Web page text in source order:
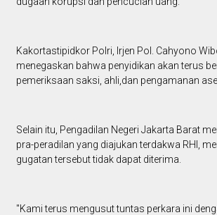
Kakortastipidkor Polri, Irjen Pol. Cahyono
menegaskan bahwa penyidikan akan terus
pemeriksaan saksi, ahli,dan pengamanan
Selain itu, Pengadilan Negeri Jakarta Barat
pra-peradilan yang diajukan terdakwa RHI,
gugatan tersebut tidak dapat diterima.
"Kami terus mengusut tuntas perkara ini